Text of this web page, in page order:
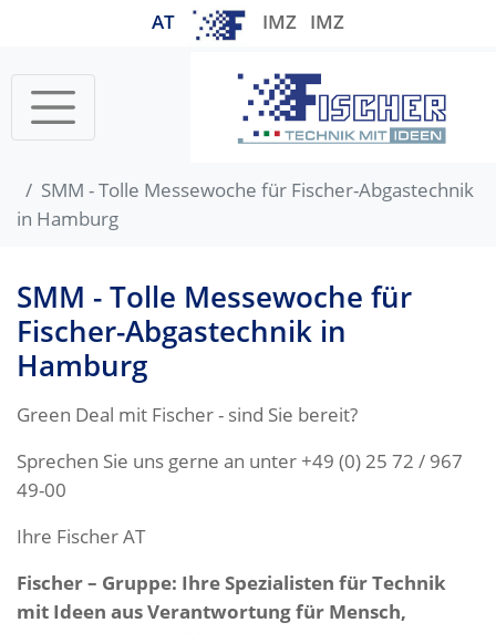
AT IMZ IMZ
SMM - Tolle Messewoche für Fischer-Abgastechnik
in Hamburg
SMM - Tolle Messewoche für
Fischer-Abgastechnik in
Hamburg
Green Deal mit Fischer - sind Sie bereit?
Sprechen Sie uns gerne an unter +49 (0) 25 72 / 967
49-00
Ihre Fischer AT
Fischer – Gruppe: Ihre Spezialisten für Technik
mit Ideen aus Verantwortung für Mensch,